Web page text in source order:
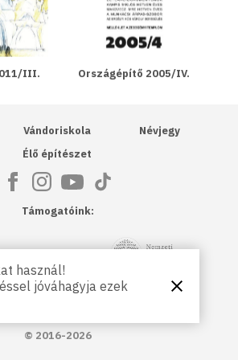
III. Országépítő 2005/IV.
Egyesülés
Vándoriskola
Élő építészet
Névjegy
Támogatóink:
Akadémia NKA
Ügynökség
© 2016-2026
használ!
jóváhagyja ezek
Bezárás